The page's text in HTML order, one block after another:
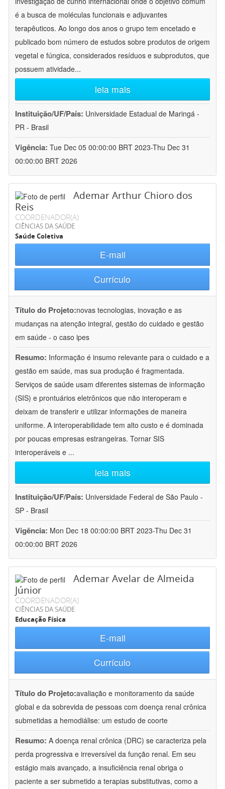
é a busca de moléculas funcionais e adjuvantes
terapêuticos. Ao longo dos anos o grupo tem encetado e
publicado bom número de estudos sobre produtos de origem
vegetal e fúngica, considerados resíduos e subprodutos, que
possuem atividade...
leia mais
Instituição/UF/País: Universidade Estadual de Maringá -
PR - Brasil
Vigência: Tue Dec 05 00:00:00 BRT 2023-Thu Dec 31
00:00:00 BRT 2026
Ademar Arthur Chioro dos
Reis
COORDENADOR(A)
CIÊNCIAS DA SAÚDE
Saúde Coletiva
E-mail
Currículo
Título do Projeto:novas tecnologias, inovação e as
mudanças na atenção integral, gestão do cuidado e gestão
em saúde - o caso ipes
Resumo: Informação é insumo relevante para o cuidado e a
gestão em saúde, mas sua produção é fragmentada.
Serviços de saúde usam diferentes sistemas de informação
(SIS) e prontuários eletrônicos que não interoperam e
deixam de transferir e utilizar informações de maneira
uniforme. A interoperabilidade tem alto custo e é dominada
por poucas empresas estrangeiras. Tornar SIS
interoperáveis e ...
leia mais
Instituição/UF/País: Universidade Federal de São Paulo -
SP - Brasil
Vigência: Mon Dec 18 00:00:00 BRT 2023-Thu Dec 31
00:00:00 BRT 2026
Ademar Avelar de Almeida
Júnior
COORDENADOR(A)
CIÊNCIAS DA SAÚDE
Educação Física
E-mail
Currículo
Título do Projeto:avaliação e monitoramento da saúde
global e da sobrevida de pessoas com doença renal crônica
submetidas a hemodiálise: um estudo de coorte
Resumo: A doença renal crônica (DRC) se caracteriza pela
perda progressiva e irreversível da função renal. Em seu
estágio mais avançado, a insuficiência renal obriga o
paciente a ser submetido a terapias substitutivas, como a